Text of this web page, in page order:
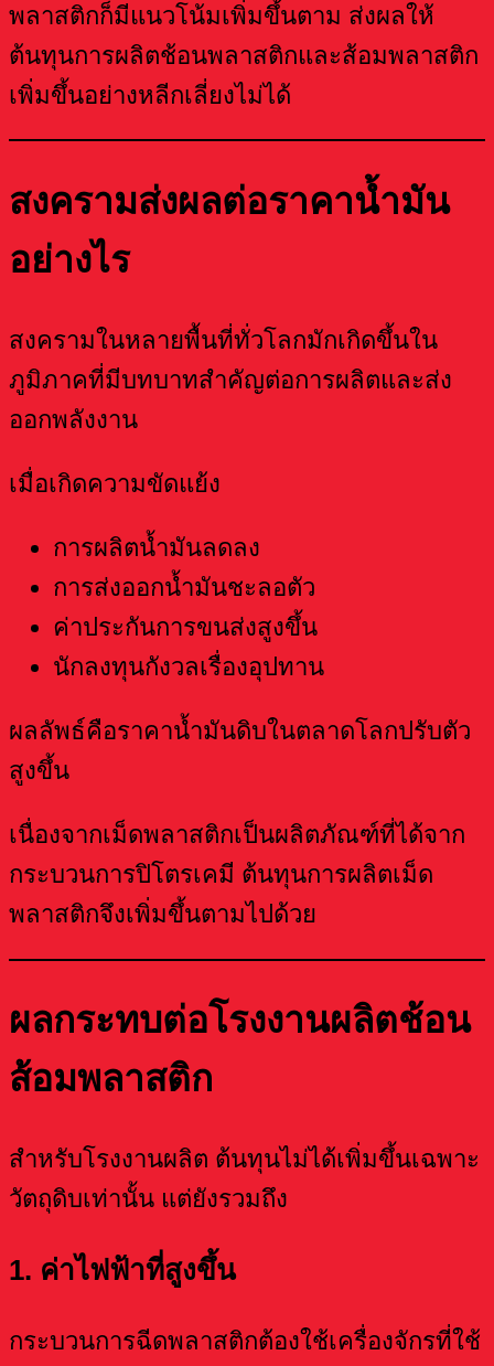
พลาสติกก็มีแนวโน้มเพิ่มขึ้นตาม ส่งผลให้
ต้นทุนการผลิตช้อนพลาสติกและส้อมพลาสติก
เพิ่มขึ้นอย่างหลีกเลี่ยงไม่ได้
สงครามส่งผลต่อราคาน้ำมัน
อย่างไร
สงครามในหลายพื้นที่ทั่วโลกมักเกิดขึ้นใน
ภูมิภาคที่มีบทบาทสำคัญต่อการผลิตและส่ง
ออกพลังงาน
เมื่อเกิดความขัดแย้ง
การผลิตน้ำมันลดลง
การส่งออกน้ำมันชะลอตัว
ค่าประกันการขนส่งสูงขึ้น
นักลงทุนกังวลเรื่องอุปทาน
ผลลัพธ์คือราคาน้ำมันดิบในตลาดโลกปรับตัว
สูงขึ้น
เนื่องจากเม็ดพลาสติกเป็นผลิตภัณฑ์ที่ได้จาก
กระบวนการปิโตรเคมี ต้นทุนการผลิตเม็ด
พลาสติกจึงเพิ่มขึ้นตามไปด้วย
ผลกระทบต่อโรงงานผลิตช้อน
ส้อมพลาสติก
สำหรับโรงงานผลิต ต้นทุนไม่ได้เพิ่มขึ้นเฉพาะ
วัตถุดิบเท่านั้น แต่ยังรวมถึง
1. ค่าไฟฟ้าที่สูงขึ้น
กระบวนการฉีดพลาสติกต้องใช้เครื่องจักรที่ใช้